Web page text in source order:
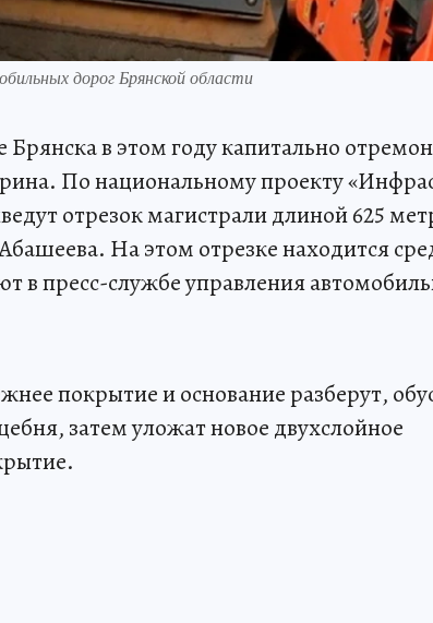
дорог Брянской области
в этом году капитально
По национальному проекту
отрезок магистрали длиной 625
На этом отрезке находится
в пресс-службе управления
покрытие и основание разберут,
затем уложат новое двухслойное